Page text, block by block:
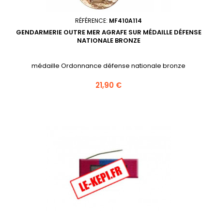
RÉFÉRENCE: MF410A114
GENDARMERIE OUTRE MER AGRAFE SUR MÉDAILLE DÉFENSE
NATIONALE BRONZE
médaille Ordonnance défense nationale bronze
Prix
21,90 €